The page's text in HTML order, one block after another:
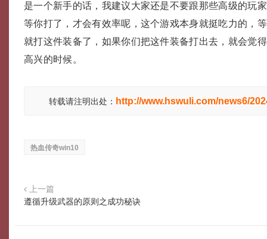
是一个新手的话，我建议大家还是不要跟那些高级的玩
等你打了，才会有效率呢，这个游戏本身就挺吃力的，
就打这件装备了，如果你们把这件装备打出去，就会觉
高兴的时候。
转载请注明出处： http://www.hswuli.com/news6/
热血传奇win10
上一篇
遵循升级武器的原则之成功秘诀